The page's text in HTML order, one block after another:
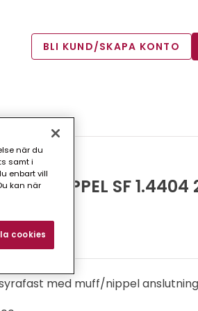
BLI KUND/SKAPA KONTO
200-100 MM
NIPPEL SF
med muff/nippel
när du
samt i
enbart vill
kan när
cookies